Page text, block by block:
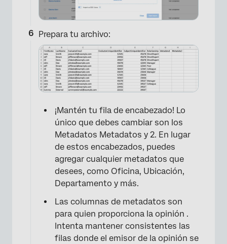
Prepara tu archivo:
¡Mantén tu fila de encabezado! Lo
único que debes cambiar son los
Metadatos Metadatos y 2. En lugar
de estos encabezados, puedes
agregar cualquier metadatos que
desees, como Oficina, Ubicación,
Departamento y más.
Las columnas de metadatos son
para quien proporciona la opinión .
Intenta mantener consistentes las
filas donde el emisor de la opinión se